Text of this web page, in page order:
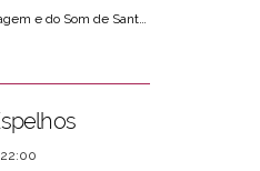
MISS - Museu da Imagem e do Som de Santos